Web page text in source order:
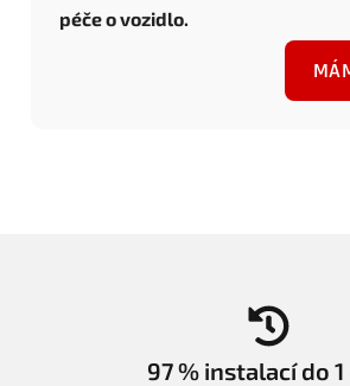
péče o vozidlo.
97 % instalací do